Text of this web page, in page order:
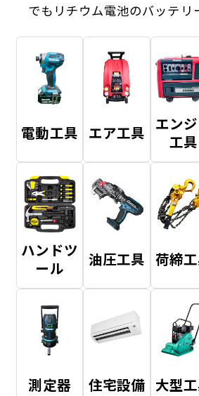
でもリチウム電池のバッテリ
電動工具 エア工具 エン
工具
ハンドツ
ール
油圧工具 荷締
測定器 住宅設備 大型